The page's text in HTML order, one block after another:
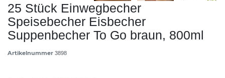
25 Stück Einwegbecher
Speisebecher Eisbecher
Suppenbecher To Go braun, 800ml
Artikelnummer 3898